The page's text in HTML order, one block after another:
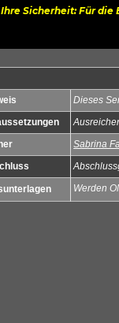
Ihre Sicherheit: Für die
Dieses
Sabrina
Werden